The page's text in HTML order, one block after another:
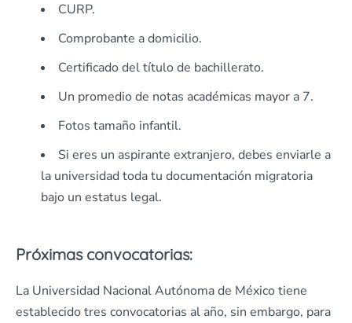
CURP.
Comprobante a domicilio.
Certificado del título de bachillerato.
Un promedio de notas académicas mayor a 7.
Fotos tamaño infantil.
Si eres un aspirante extranjero, debes enviarle a
la universidad toda tu documentación migratoria
bajo un estatus legal.
Próximas convocatorias:
La Universidad Nacional Autónoma de México tiene
establecido tres convocatorias al año, sin embargo, para